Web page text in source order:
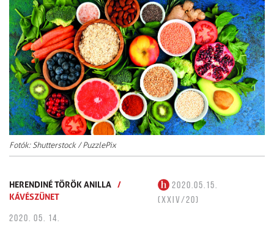
Fotók: Shutterstock / PuzzlePix
HERENDINÉ TÖRÖK ANILLA /
KÁVÉSZÜNET
2020.05.15.
(XXIV/20)
2020. 05. 14.